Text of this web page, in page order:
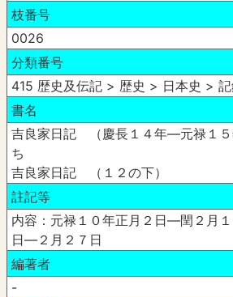
枝番号
0026
分類番号
415 歴史及伝記 > 歴史 > 日本史 >
書名
吉良家日記 （慶長１４年―元禄１５
ち
吉良家日記 （１２の下）
註記等
内容：元禄１０年正月２日―閏２月
日―２月２７日
編著者
-